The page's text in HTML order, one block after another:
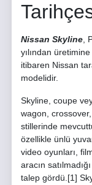
Nissan Skyline ,
yılından
itibaren Nissan
modelidir.
Skyline, coupe
wagon,
stillerinde
özellikle ünlü
video oyunları,
aracın
talep gördü.[1]